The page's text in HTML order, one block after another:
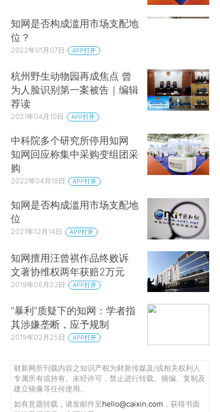
知网是否构成滥用市场支配地
位？
2022年01月07日 APP打开
杭州野生动物园再成焦点 曾
为人脸识别第一案被告｜编辑
荐读
2021年04月10日 APP打开
中科院多个研究所停用知网
知网回应称集中采购变组团采
购
2022年04月18日 APP打开
知网是否构成滥用市场支配地
位
2021年12月14日 APP打开
知网擅用汪曾祺作品终败诉
文著协维权两年获赔2万元
2019年06月23日 APP打开
“暴利”质疑下的知网：学者指
其涉嫌垄断，应予规制
2019年02月25日 APP打开
财新网所刊载内容之知识产权为财新传媒及/或相关权利人
专属所有或持有。未经许可，禁止进行转载、摘编、复制及
建立镜像等任何使用。
如有意愿转载，请发邮件至hello@caixin.com ，获得书面